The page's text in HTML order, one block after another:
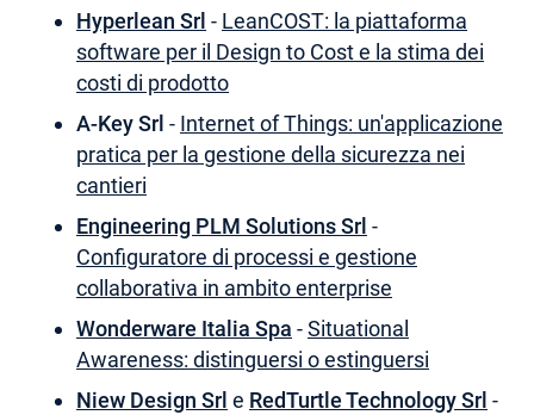
Hyperlean Srl - LeanCOST: la piattaforma
software per il Design to Cost e la stima dei
costi di prodotto
A-Key Srl - Internet of Things: un'applicazione
pratica per la gestione della sicurezza nei
cantieri
Engineering PLM Solutions Srl -
Configuratore di processi e gestione
collaborativa in ambito enterprise
Wonderware Italia Spa -Situational
Awareness: distinguersi o estinguersi
Niew Design Srl e RedTurtle Technology Srl -